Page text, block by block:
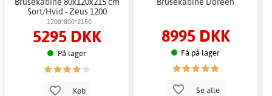
Sort/Hvid - Zeus 1200
1200*800*2150
5295 DKK
På lager
Køb
8995 DKK
Få på lager
Se alle